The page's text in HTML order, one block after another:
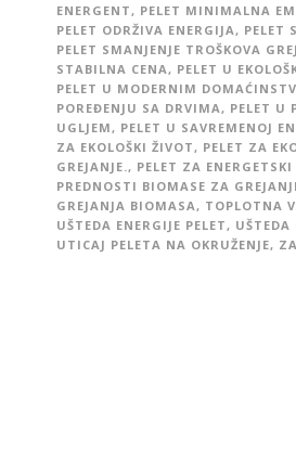
ENERGENT, PELET MINIMALNA
PELET ODRŽIVA ENERGIJA, PELET
PELET SMANJENJE TROŠKOVA
STABILNA CENA, PELET U
PELET U MODERNIM
POREĐENJU SA DRVIMA, PELET U
UGLJEM, PELET U SAVREMENOJ
ZA EKOLOŠKI ŽIVOT, PELET ZA
GREJANJE., PELET ZA
PREDNOSTI BIOMASE ZA
GREJANJA BIOMASA, TOPLOTNA
UŠTEDA ENERGIJE PELET, UŠTEDA
UTICAJ PELETA NA OKRUŽENJE,